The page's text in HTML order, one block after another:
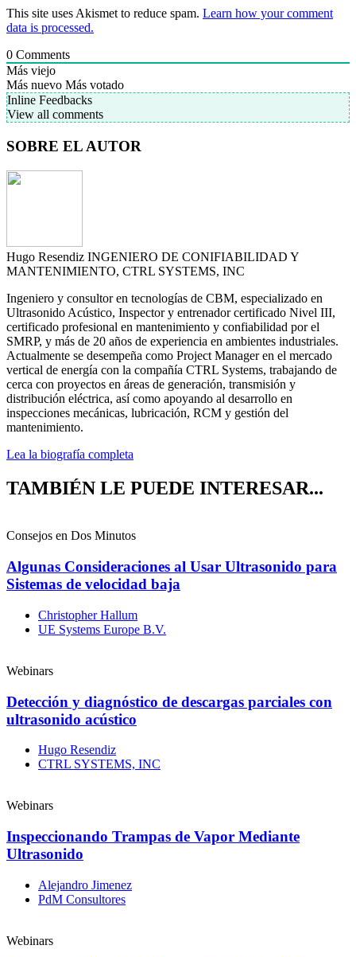
This site uses Akismet to reduce spam. Learn how your comment
data is processed.
0 Comments
Más viejo
Más nuevo Más votado
Inline Feedbacks
View all comments
SOBRE EL AUTOR
Hugo Resendiz INGENIERO DE CONIFIABILIDAD Y
MANTENIMIENTO, CTRL SYSTEMS, INC
Ingeniero y consultor en tecnologías de CBM, especializado en
Ultrasonido Acústico, Inspector y entrenador certificado Nivel III,
certificado profesional en mantenimiento y confiabilidad por el
SMRP, y más de 20 años de experiencia en ambientes industriales.
Actualmente se desempeña como Project Manager en el mercado
vertical de energía con la compañía CTRL Systems, trabajando de
cerca con proyectos en áreas de generación, transmisión y
distribución eléctrica, así como apoyando al desarrollo en
inspecciones mecánicas, lubricación, RCM y gestión del
mantenimiento.
Lea la biografía completa
TAMBIÉN LE PUEDE INTERESAR...
Consejos en Dos Minutos
Algunas Consideraciones al Usar Ultrasonido para
Sistemas de velocidad baja
Christopher Hallum
UE Systems Europe B.V.
Webinars
Detección y diagnóstico de descargas parciales con
ultrasonido acústico
Hugo Resendiz
CTRL SYSTEMS, INC
Webinars
Inspeccionando Trampas de Vapor Mediante
Ultrasonido
Alejandro Jimenez
PdM Consultores
Webinars